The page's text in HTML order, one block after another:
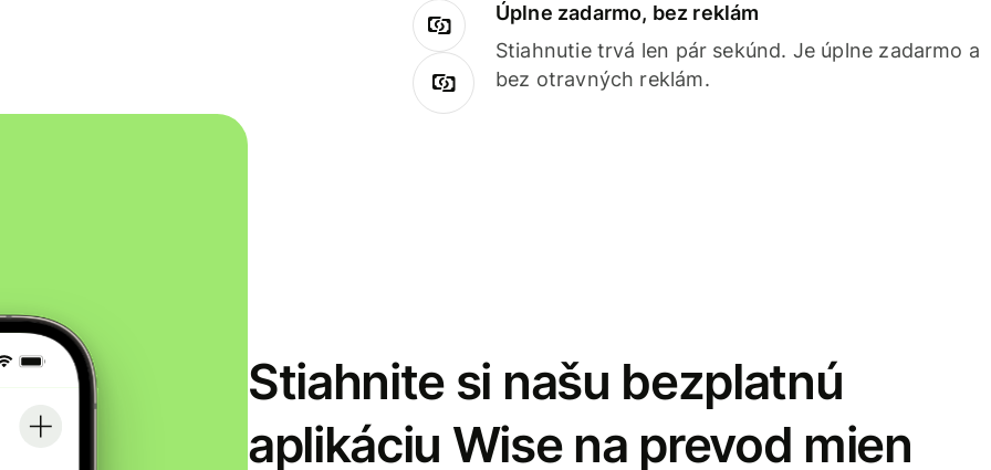
Úplne zadarmo, bez reklám
Stiahnutie trvá len pár sekúnd. Je úplne zadarmo a
bez otravných reklám.
Stiahnite si našu bezplatnú
aplikáciu Wise na prevod mien